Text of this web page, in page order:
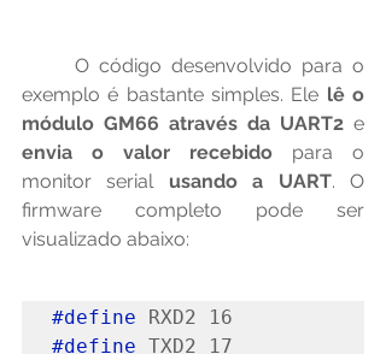
exemplo é bastante simples. Ele lê o
módulo GM66 através da UART2
envia o valor recebido para o
monitor serial usando a UART. O
firmware completo pode ser
visualizado abaixo:
#define
#define TXD2 17